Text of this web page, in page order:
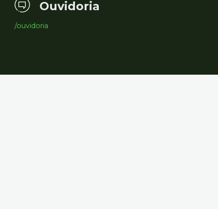
Ouvidoria
/ouvidoria